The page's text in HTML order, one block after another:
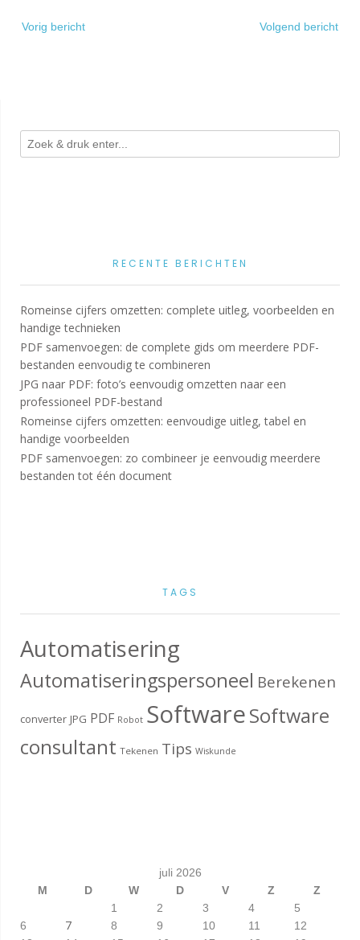
navigatie
Vorig bericht Volgend bericht
RECENTE BERICHTEN
Romeinse cijfers omzetten: complete uitleg, voorbeelden en
handige technieken
PDF samenvoegen: de complete gids om meerdere PDF-
bestanden eenvoudig te combineren
JPG naar PDF: foto’s eenvoudig omzetten naar een
professioneel PDF-bestand
Romeinse cijfers omzetten: eenvoudige uitleg, tabel en
handige voorbeelden
PDF samenvoegen: zo combineer je eenvoudig meerdere
bestanden tot één document
TAGS
Automatisering
Automatiseringspersoneel Berekenen
converter JPG PDF Robot SoftwareSoftware
consultant Tekenen Tips Wiskunde
juli 2026
M
D W D V Z
Z
1
2 3 4
5
6
7 8 9 10 11
12